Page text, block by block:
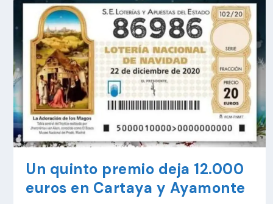
Un quinto premio deja 12.000
euros en Cartaya y Ayamonte